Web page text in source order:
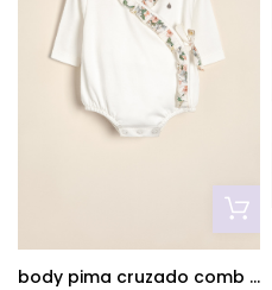
body pima cruzado comb poupee